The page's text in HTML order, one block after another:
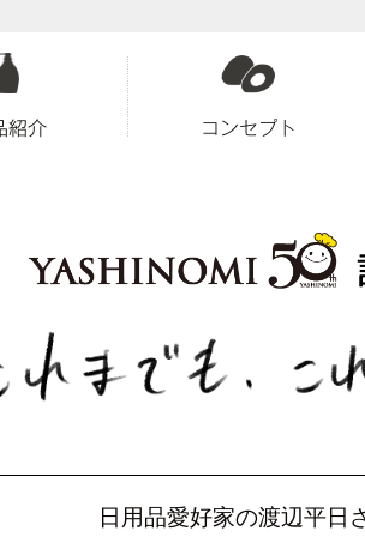
紹介 コンセプト
日用品愛好家の渡辺平日